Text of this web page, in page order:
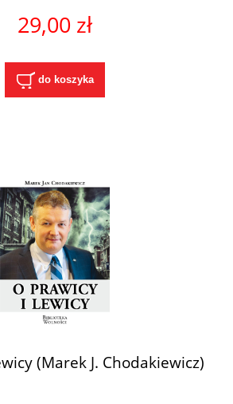
29,00 zł
do koszyka
(Marek J. Chodakiewicz)